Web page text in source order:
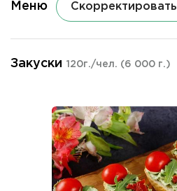
Меню Скорректировать
Закуски 120г./чел. (6 000 г.)